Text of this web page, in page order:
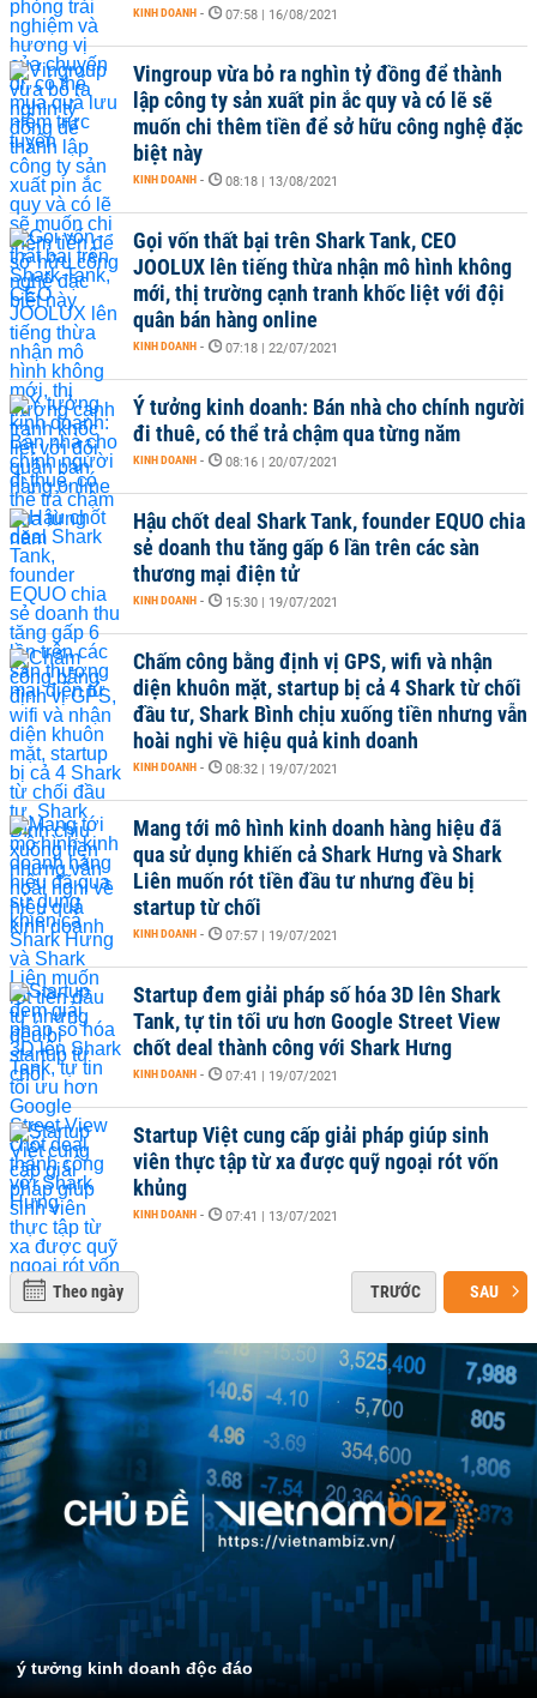
KINH DOANH - 07:58 | 16/08/2021
Vingroup vừa bỏ ra nghìn tỷ đồng để thành
lập công ty sản xuất pin ắc quy và có lẽ sẽ
muốn chi thêm tiền để sở hữu công nghệ đặc
biệt này
KINH DOANH - 08:18 | 13/08/2021
Gọi vốn thất bại trên Shark Tank, CEO
JOOLUX lên tiếng thừa nhận mô hình không
mới, thị trường cạnh tranh khốc liệt với đội
quân bán hàng online
KINH DOANH - 07:18 | 22/07/2021
Ý tưởng kinh doanh: Bán nhà cho chính người
đi thuê, có thể trả chậm qua từng năm
KINH DOANH - 08:16 | 20/07/2021
Hậu chốt deal Shark Tank, founder EQUO chia
sẻ doanh thu tăng gấp 6 lần trên các sàn
thương mại điện tử
KINH DOANH - 15:30 | 19/07/2021
Chấm công bằng định vị GPS, wifi và nhận
diện khuôn mặt, startup bị cả 4 Shark từ chối
đầu tư, Shark Bình chịu xuống tiền nhưng vẫn
hoài nghi về hiệu quả kinh doanh
KINH DOANH - 08:32 | 19/07/2021
Mang tới mô hình kinh doanh hàng hiệu đã
qua sử dụng khiến cả Shark Hưng và Shark
Liên muốn rót tiền đầu tư nhưng đều bị
startup từ chối
KINH DOANH - 07:57 | 19/07/2021
Startup đem giải pháp số hóa 3D lên Shark
Tank, tự tin tối ưu hơn Google Street View
chốt deal thành công với Shark Hưng
KINH DOANH - 07:41 | 19/07/2021
Startup Việt cung cấp giải pháp giúp sinh
viên thực tập từ xa được quỹ ngoại rót vốn
khủng
KINH DOANH - 07:41 | 13/07/2021
Theo ngày TRƯỚC SAU
ý tưởng kinh doanh độc đáo